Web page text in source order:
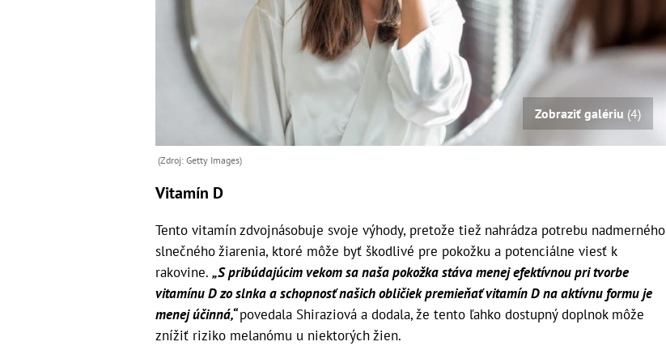
Zobraziť galériu (4)
(Zdroj: Getty Images)
Vitamín D
Tento vitamín zdvojnásobuje svoje výhody, pretože tiež nahrádza potrebu nadmerného
slnečného žiarenia, ktoré môže byť škodlivé pre pokožku a potenciálne viesť k
rakovine. „S pribúdajúcim vekom sa naša pokožka stáva menej efektívnou pri tvorbe
vitamínu D zo slnka a schopnosť našich obličiek premieňať vitamín D na aktívnu formu je
menej účinná,“povedala Shiraziová a dodala, že tento ľahko dostupný doplnok môže
znížiť riziko melanómu u niektorých žien.